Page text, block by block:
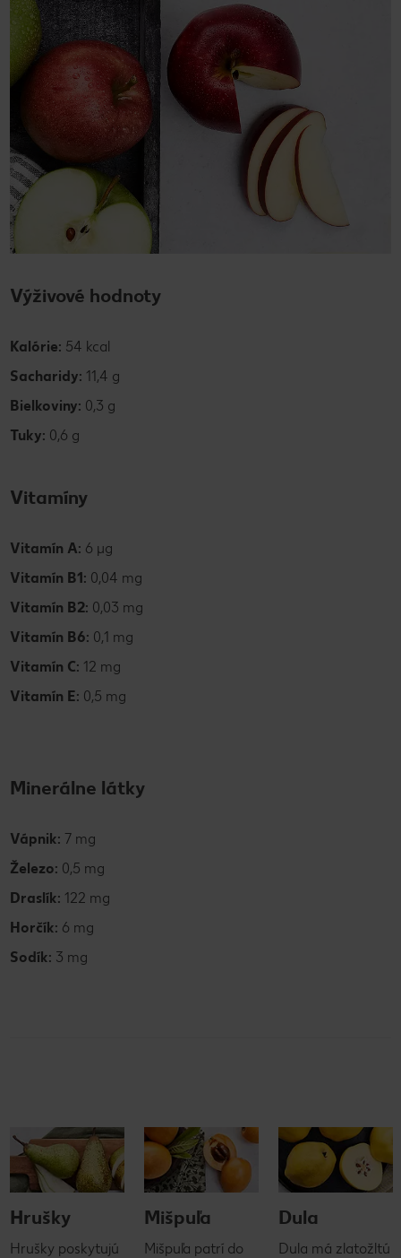
Výživové hodnoty
Kalórie: 54 kcal
Sacharidy: 11,4 g
Bielkoviny: 0,3 g
Tuky: 0,6 g
Vitamíny
Vitamín A: 6 µg
Vitamín B1: 0,04 mg
Vitamín B2: 0,03 mg
Vitamín B6: 0,1 mg
Vitamín C: 12 mg
Vitamín E: 0,5 mg
Minerálne látky
Vápnik: 7 mg
Železo: 0,5 mg
Draslík: 122 mg
Horčík: 6 mg
Sodík: 3 mg
Hrušky
Hrušky poskytujú
Mišpuľa
Mišpuľa patrí do
Dula
Dula má zlatožltú